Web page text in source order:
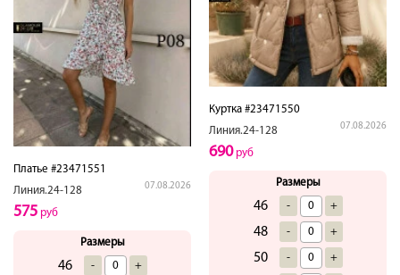
Платье #23471551
Линия.24-128
07.08.2026
575 руб
Размеры
46 - +
Куртка #23471550
Линия.24-128
07.08.2026
690руб
Размеры
46 - +
48 - +
50 - +